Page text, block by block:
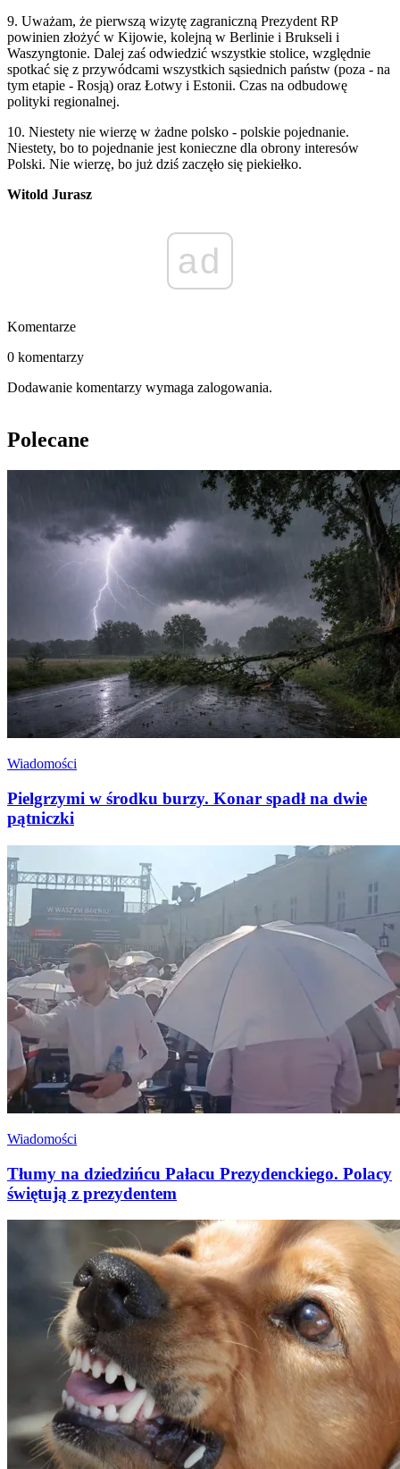
9. Uważam, że pierwszą wizytę zagraniczną Prezydent RP
powinien złożyć w Kijowie, kolejną w Berlinie i Brukseli i
Waszyngtonie. Dalej zaś odwiedzić wszystkie stolice, względnie
spotkać się z przywódcami wszystkich sąsiednich państw (poza - na
tym etapie - Rosją) oraz Łotwy i Estonii. Czas na odbudowę
polityki regionalnej.
10. Niestety nie wierzę w żadne polsko - polskie pojednanie.
Niestety, bo to pojednanie jest konieczne dla obrony interesów
Polski. Nie wierzę, bo już dziś zaczęło się piekiełko.
Witold Jurasz
ad
Komentarze
0 komentarzy
Dodawanie komentarzy wymaga zalogowania.
Polecane
Wiadomości
Pielgrzymi w środku burzy. Konar spadł na dwie
pątniczki
Wiadomości
Tłumy na dziedzińcu Pałacu Prezydenckiego. Polacy
świętują z prezydentem